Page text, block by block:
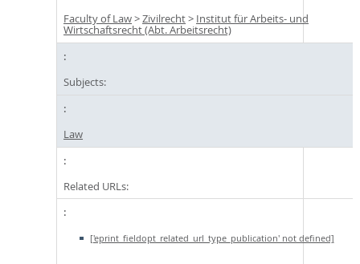
Faculty of Law>Zivilrecht> Institut für Arbeits- und
Wirtschaftsrecht (Abt. Arbeitsrecht)
Subjects:
Law
Related URLs:
['eprint_fieldopt_related_url_type_publication' not defined]